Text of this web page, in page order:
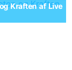
Kraften af Live